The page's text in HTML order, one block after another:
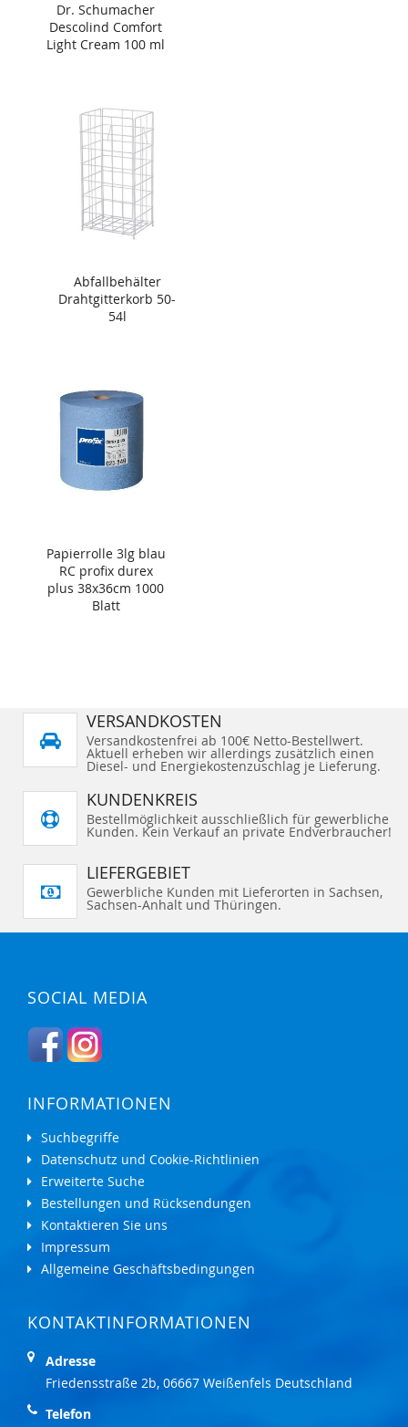
Dr. Schumacher
Descolind Comfort
Light Cream 100 ml
Abfallbehälter
Drahtgitterkorb 50-
54l
Papierrolle 3lg blau
RC profix durex
plus 38x36cm 1000
Blatt
VERSANDKOSTEN
Versandkostenfrei ab 100€ Netto-Bestellwert.
Aktuell erheben wir allerdings zusätzlich einen
Diesel- und Energiekostenzuschlag je Lieferung.
KUNDENKREIS
Bestellmöglichkeit ausschließlich für gewerbliche
Kunden. Kein Verkauf an private Endverbraucher!
LIEFERGEBIET
Gewerbliche Kunden mit Lieferorten in Sachsen,
Sachsen-Anhalt und Thüringen.
SOCIAL MEDIA
INFORMATIONEN
Suchbegriffe
Datenschutz und Cookie-Richtlinien
Erweiterte Suche
Bestellungen und Rücksendungen
Kontaktieren Sie uns
Impressum
Allgemeine Geschäftsbedingungen
KONTAKTINFORMATIONEN
Adresse
Friedensstraße 2b, 06667 Weißenfels Deutschland
Telefon